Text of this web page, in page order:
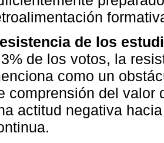
de los
de los votos, la
como un
comprensión del valor
actitud negativa